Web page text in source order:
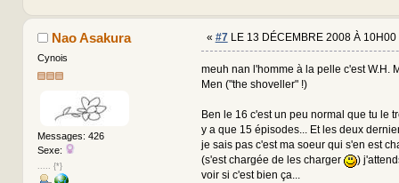
Nao Asakura
Cynois
Messages: 426
Sexe:
..... {*}
« #7LE 13 DÉCEMBRE 2008 À 10H00
meuh nan l'homme à la pelle c'est W.H.
Men ("the shoveller" !)
Ben le 16 c'est un peu normal que tu le
y a que 15 épisodes... Et les deux
je sais pas c'est ma soeur qui s'en est
(s'est chargée de les charger
)
voir si c'est bien ça...